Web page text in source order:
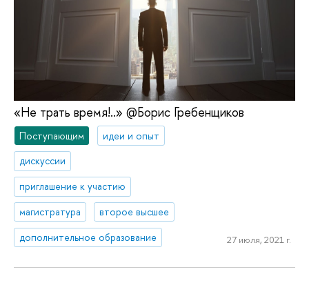
«Не трать время!..» @Борис Гребенщиков
Поступающим
идеи и опыт
дискуссии
приглашение к участию
магистратура
второе высшее
дополнительное образование
27 июля, 2021 г.